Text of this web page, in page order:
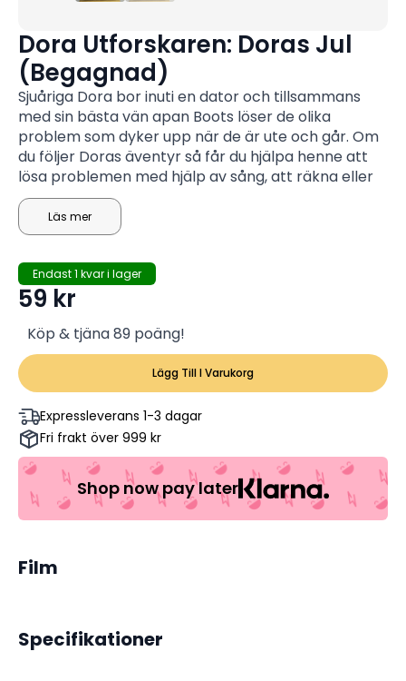
Dora Utforskaren: Doras Jul
(Begagnad)
Sjuåriga Dora bor inuti en dator och tillsammans
med sin bästa vän apan Boots löser de olika
problem som dyker upp när de är ute och går. Om
du följer Doras äventyr så får du hjälpa henne att
lösa problemen med hjälp av sång, att räkna eller
att helt enkelt tala om för henne hur hon ska göra.
Hon kommer att be dig om hjälp! Tillsammans löser
ni det på ett kul sättoch kanske hon lär dig lite
Läs mer
Endast 1 kvar i lager
59 kr
Köp & tjäna 89 poäng!
Lägg Till I Varukorg
Expressleverans 1-3 dagar
Fri frakt över 999 kr
Shop now pay later
Film
Specifikationer